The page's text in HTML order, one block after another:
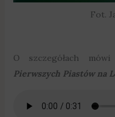
Fot.
O szczegółach mówi
Pierwszych Piastów na